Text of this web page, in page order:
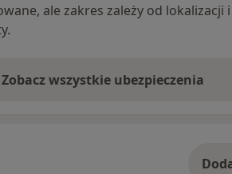
ale zakres zależy od lokalizacji
Zobacz wszystkie ubezpieczenia